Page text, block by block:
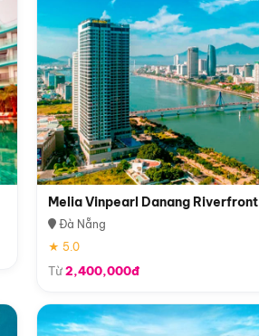
Melia Vinpearl Danang Riverfront
Đà Nẵng
★ 5.0
Từ2,400,000đ